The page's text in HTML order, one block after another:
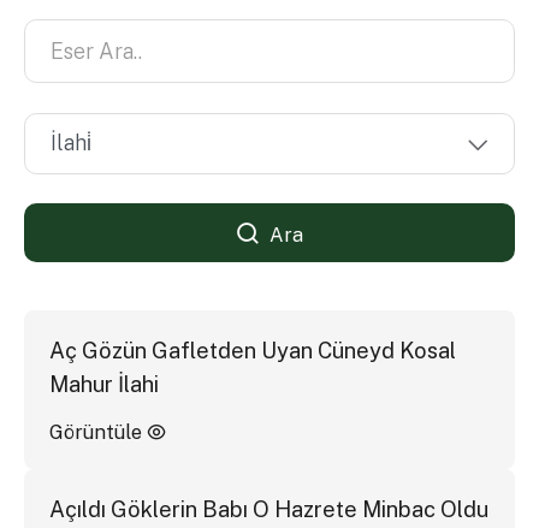
Ara
Aç Gözün Gafletden Uyan Cüneyd Kosal
Mahur İlahi
Görüntüle
Açıldı Göklerin Babı O Hazrete Minbac Oldu